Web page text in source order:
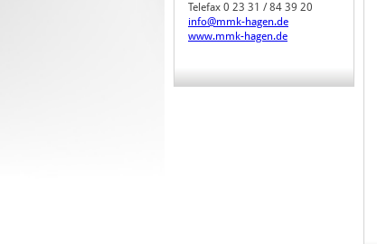
Telefax 0 23 31 / 84 39 20
info@mmk-hagen.de
www.mmk-hagen.de